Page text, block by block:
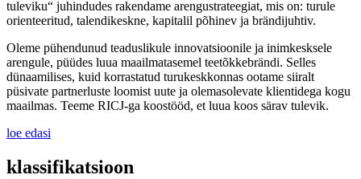
tuleviku“ juhindudes rakendame arengustrateegiat, mis on: turule
orienteeritud, talendikeskne, kapitalil põhinev ja brändijuhtiv.
Oleme pühendunud teaduslikule innovatsioonile ja inimkesksele
arengule, püüdes luua maailmatasemel teetõkkebrändi. Selles
dünaamilises, kuid korrastatud turukeskkonnas ootame siiralt
püsivate partnerluste loomist uute ja olemasolevate klientidega kogu
maailmas. Teeme RICJ-ga koostööd, et luua koos särav tulevik.
loe edasi
klassifikatsioon